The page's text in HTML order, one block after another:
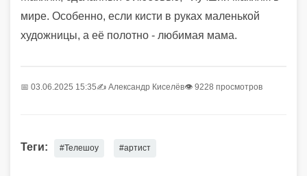
мире. Особенно, если кисти в руках маленькой
художницы, а её полотно - любимая мама.
📅 03.06.2025 15:35✍️ Александр Киселёв👁 9228 просмотров
Теги: #Телешоу #артист